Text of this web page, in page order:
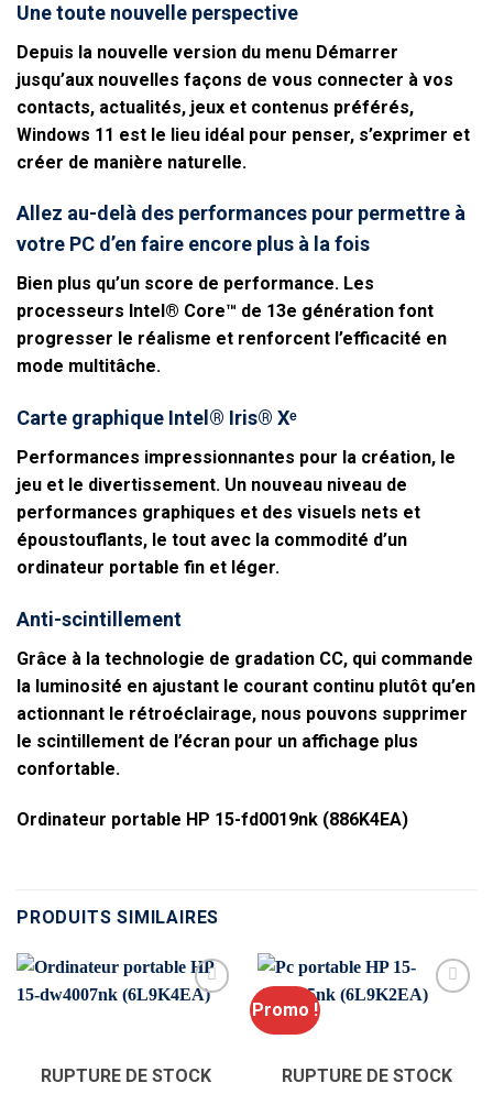
Une toute nouvelle perspective
Depuis la nouvelle version du menu Démarrer
jusqu’aux nouvelles façons de vous connecter à vos
contacts, actualités, jeux et contenus préférés,
Windows 11 est le lieu idéal pour penser, s’exprimer et
créer de manière naturelle.
Allez au-delà des performances pour permettre à
votre PC d’en faire encore plus à la fois
Bien plus qu’un score de performance. Les
processeurs Intel® Core™ de 13e génération font
progresser le réalisme et renforcent l’efficacité en
mode multitâche.
Carte graphique Intel® Iris® Xᵉ
Performances impressionnantes pour la création, le
jeu et le divertissement. Un nouveau niveau de
performances graphiques et des visuels nets et
époustouflants, le tout avec la commodité d’un
ordinateur portable fin et léger.
Anti-scintillement
Grâce à la technologie de gradation CC, qui commande
la luminosité en ajustant le courant continu plutôt qu’en
actionnant le rétroéclairage, nous pouvons supprimer
le scintillement de l’écran pour un affichage plus
confortable.
Ordinateur portable HP 15-fd0019nk (886K4EA)
PRODUITS SIMILAIRES
RUPTURE DE STOCK
Promo !
RUPTURE DE STOCK